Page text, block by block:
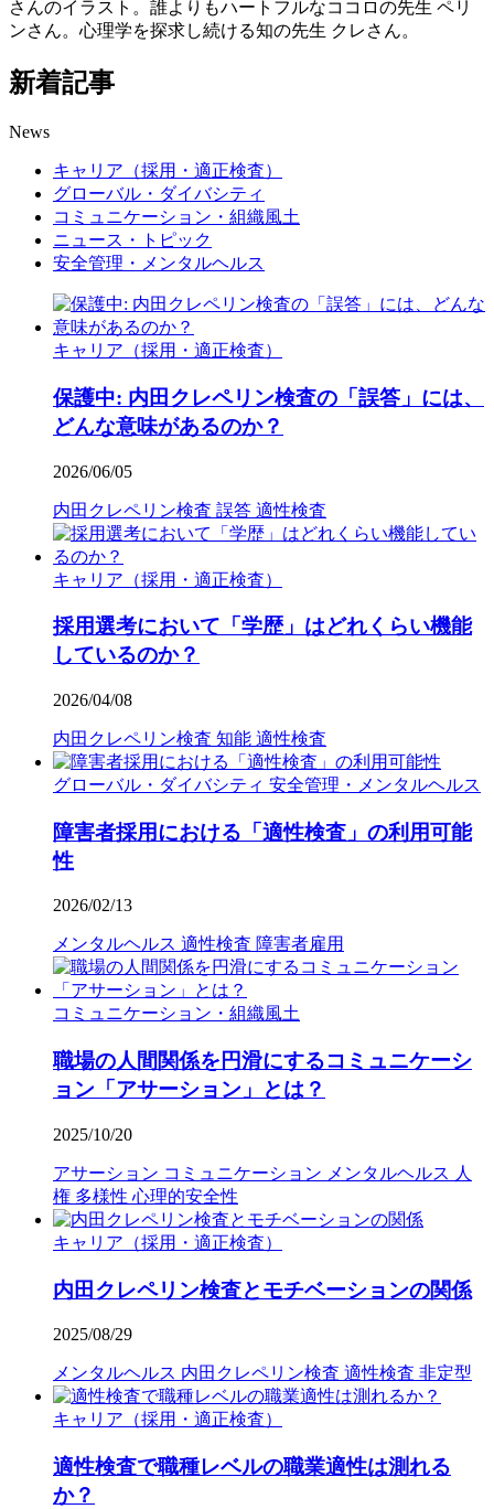
新着記事
News
キャリア（採用・適正検査）
グローバル・ダイバシティ
コミュニケーション・組織風土
ニュース・トピック
安全管理・メンタルヘルス
キャリア（採用・適正検査）
保護中: 内田クレペリン検査の「誤答」には、
どんな意味があるのか？
2026/06/05
内田クレペリン検査 誤答 適性検査
キャリア（採用・適正検査）
採用選考において「学歴」はどれくらい機能
しているのか？
2026/04/08
内田クレペリン検査 知能 適性検査
グローバル・ダイバシティ 安全管理・メンタルヘルス
障害者採用における「適性検査」の利用可能
性
2026/02/13
メンタルヘルス 適性検査 障害者雇用
コミュニケーション・組織風土
職場の人間関係を円滑にするコミュニケーシ
ョン「アサーション」とは？
2025/10/20
アサーション コミュニケーション メンタルヘルス 人
権 多様性 心理的安全性
キャリア（採用・適正検査）
内田クレペリン検査とモチベーションの関係
2025/08/29
メンタルヘルス 内田クレペリン検査 適性検査 非定型
キャリア（採用・適正検査）
適性検査で職種レベルの職業適性は測れる
か？